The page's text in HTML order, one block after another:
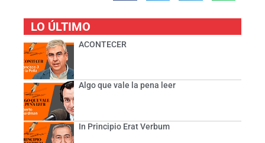
LO ÚLTIMO
ACONTECER
Algo que vale la pena leer
In Principio Erat Verbum